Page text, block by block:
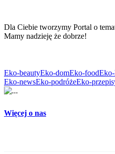
Dla Ciebie tworzymy Portal o
Mamy nadzieję że dobrze!
Eko-beautyEko-domEko-food
Eko-newsEko-podróżeEko-
Więcej o nas